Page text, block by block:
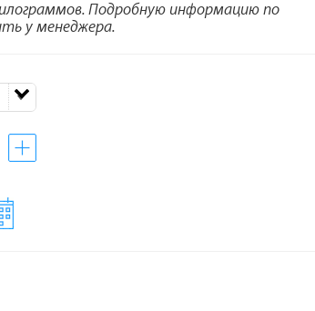
Подробную информацию по
у менеджера.